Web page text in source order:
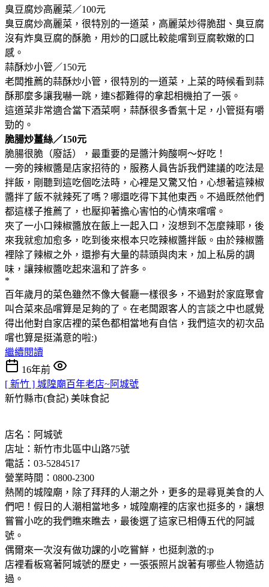
臭豆腐炒高麗菜／100元
臭豆腐炒高麗菜，很特別的一道菜，高麗菜炒得脆甜、臭豆腐
沒有炸臭豆腐的酥脆，用炒的口感比較能嚐到豆腐軟嫩的口
感。
蒜酥炒小管／150元
老闆推薦的蒜酥炒小管，很特別的一道菜，上菜的時候看到蒜
酥那麼多讓我嚇一跳，連S都難得的拿起相機拍了一張。
這道菜非常適合當下酒菜啊，蒜酥很多香氣十足，小管挺有嚼
勁的。
脆腸炒薑絲／150元
脆腸很脆（廢話），最重要的是醬汁夠酸啊～好吃！
一旁的辣椒醬是店家招待的，服務人員告訴我們建議的吃法是
拌飯，剛聽到這吃個吃法時，心裡是又驚又怕，心想著這辣椒
醬拌了飯不就辣死了嗎？哪還吃得下其他東西。不過既然他們
都這樣子推薦了，也壓抑著擔心害怕的心情來嚐嚐。
夾了一小口辣椒醬放在飯上一起入口，沒想到不怎麼辣耶，後
來我就愈加愈多，吃到後來根本只吃辣椒醬拌飯。由於辣椒醬
裡除了辣椒之外，還摻有大量的蒜頭與肉末，加上私房的調
味，讓辣椒醬吃起來溫和了許多。
*
百年歲月的菜色雖然不像大餐廳一樣很多，不過對於家庭聚會
叫合菜來品嚐算是足夠的了。在老闆跟客人的言談之中也感覺
得出他對自家店裡的菜色都相當地有自信，我們這次的初次品
嚐也算是挺滿意的啦:)
繼續閱讀
16年前
[ 新竹 ] 城隍廟百年老店~阿城號
新竹縣市(食記) 美味食記
店名：阿城號
店址：新竹市北區中山路75號
電話：03-5284517
營業時間：0800-2300
熱鬧的城隍廟，除了拜拜的人潮之外，更多的是尋覓美食的人
們吧！假日的人潮相當地多，城隍廟裡的店家也挺多的，讓想
嘗嘗小吃的我們瞧來瞧去，最後選了這家已相傳五代的阿誠
號。
偶爾來一次沒有做功課的小吃嘗鮮，也挺刺激的:p
店裡看板寫著阿城號的歷史，一張張照片說著有哪些人物造訪
過。